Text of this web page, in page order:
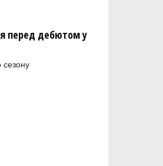
перед дебютом у
сезону